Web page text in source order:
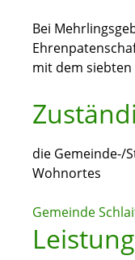
Bei
mit dem siebten
die Gemeinde-/
Wohnortes
Gemeinde